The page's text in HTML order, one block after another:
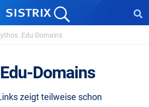
.Edu-Domains
Domains
zeigt teilweise schon